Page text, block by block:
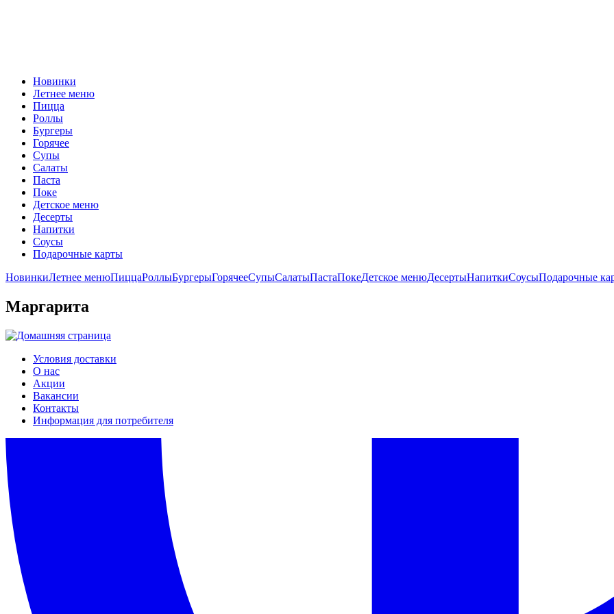
Новинки
Летнее меню
Пицца
Роллы
Бургеры
Горячее
Супы
Салаты
Паста
Поке
Детское меню
Десерты
Напитки
Соусы
Подарочные карты
НовинкиЛетнее менюПиццаРоллыБургерыГорячееСупыСалатыПастаПокеДетское менюДесертыНапиткиСоусыПодарочные
Маргарита
Условия доставки
О нас
Акции
Вакансии
Контакты
Информация для потребителя